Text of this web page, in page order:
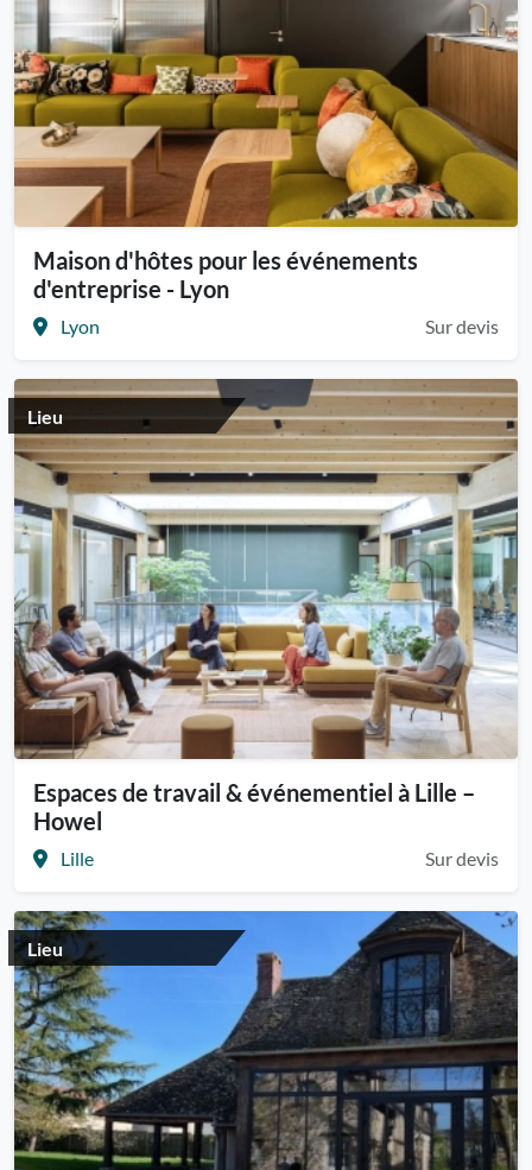
Maison d'hôtes pour les événements
d'entreprise - Lyon
Lyon Sur devis
Lieu
Espaces de travail & événementiel à Lille –
Howel
Lille Sur devis
Lieu